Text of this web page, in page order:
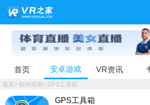
首页 安卓游戏 VR资讯
首页> 软件应用> GPS工具箱
GPS工具箱